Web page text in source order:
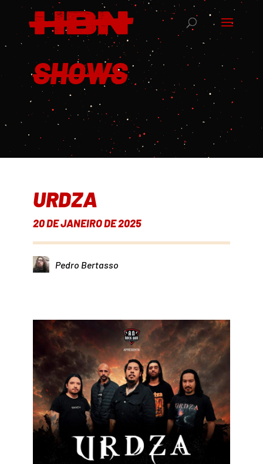
SHOWS
URDZA
20 DE JANEIRO DE 2025
Pedro Bertasso